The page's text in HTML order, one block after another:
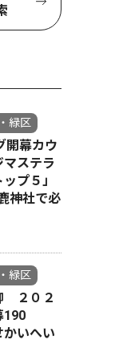
原
人
今月はこ
8/1〜8/
緑区
開幕カウ
ステラ
プ５」
神社で必
緑区
２０２
190
いへい